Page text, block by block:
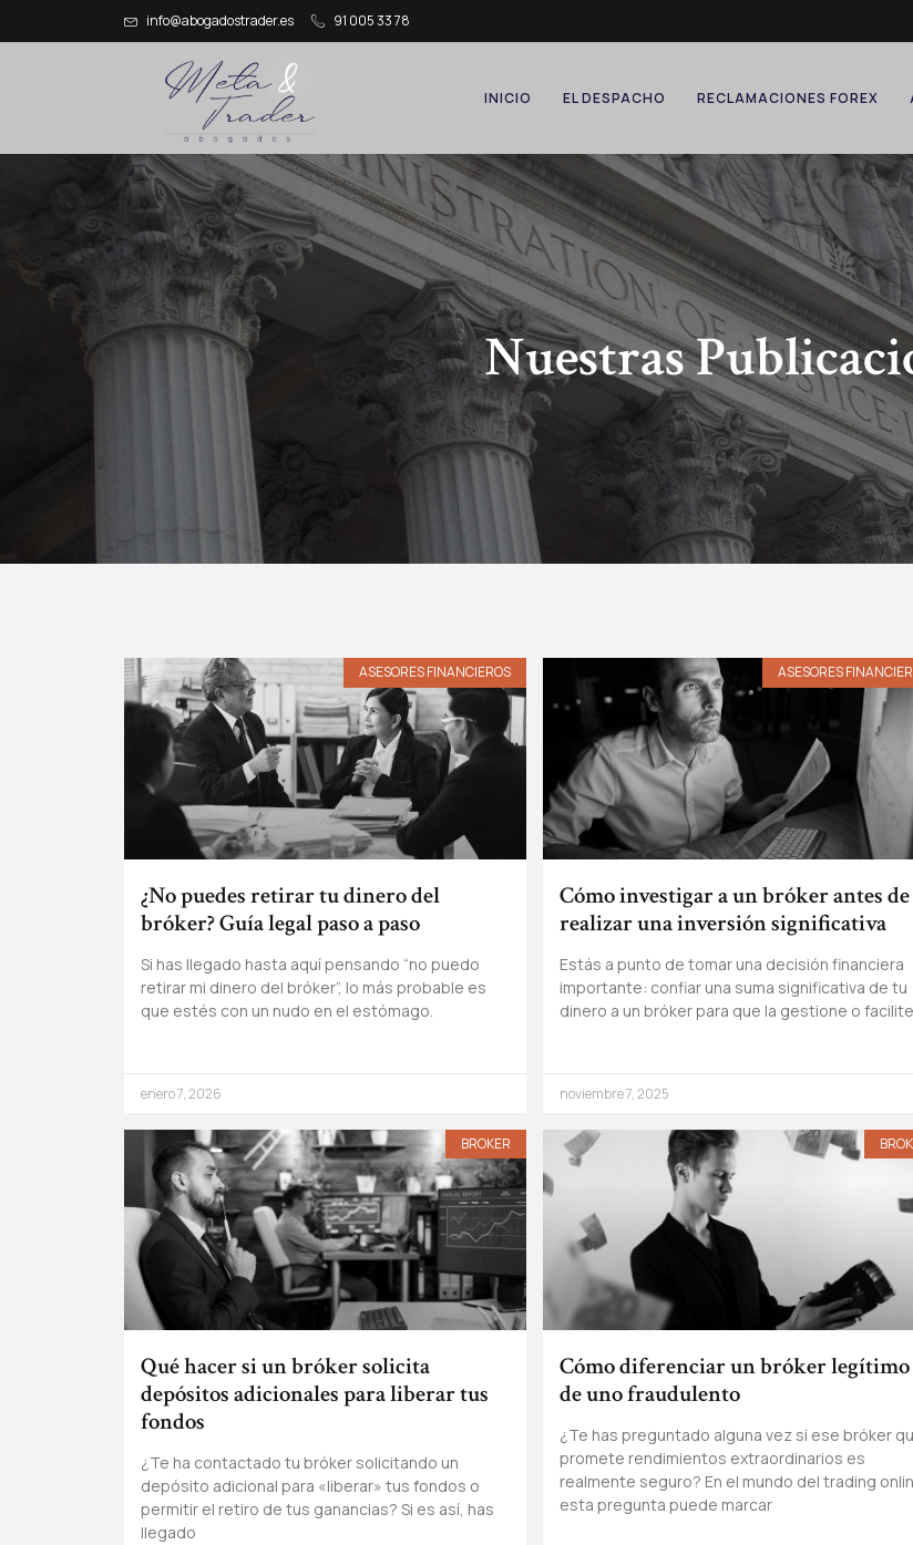
info@abogadostrader.es 91 005 33 78
INICIO EL DESPACHO RECLAMACIONES FOREX
Nuestras
ASESORES FINANCIEROS
¿No puedes retirar tu dinero del
bróker? Guía legal paso a paso
Si has llegado hasta aquí pensando “no puedo
retirar mi dinero del bróker”, lo más probable es
que estés con un nudo en el estómago.
enero 7, 2026
ASESORES
Cómo investigar a un bróker antes de
realizar una inversión significativa
Estás a punto de tomar una decisión financiera
importante: confiar una suma significativa de tu
dinero a un bróker para que la gestione o facilite
noviembre 7, 2025
BROKER
Qué hacer si un bróker solicita
depósitos adicionales para liberar tus
fondos
¿Te ha contactado tu bróker solicitando un
depósito adicional para «liberar» tus fondos o
permitir el retiro de tus ganancias? Si es así, has
llegado
Cómo diferenciar un bróker legítimo
de uno fraudulento
¿Te has preguntado alguna vez si ese bróker
promete rendimientos extraordinarios es
realmente seguro? En el mundo del trading
esta pregunta puede marcar